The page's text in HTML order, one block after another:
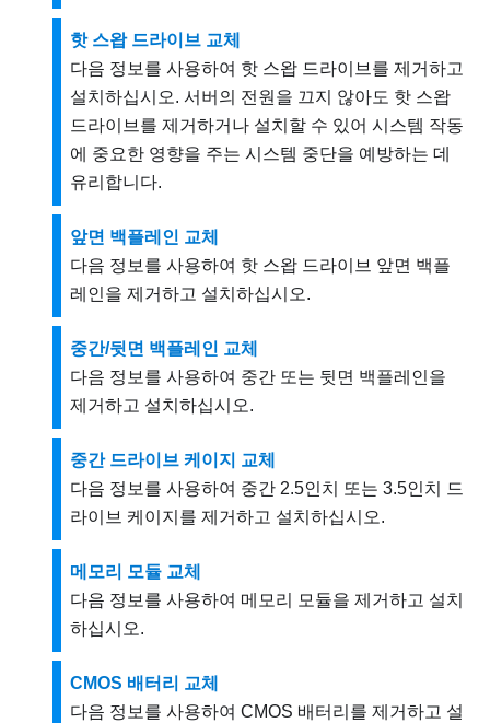
핫 스왑 드라이브 교체
다음 정보를 사용하여 핫 스왑 드라이브를 제거하고
설치하십시오. 서버의 전원을 끄지 않아도 핫 스왑
드라이브를 제거하거나 설치할 수 있어 시스템 작동
에 중요한 영향을 주는 시스템 중단을 예방하는 데
유리합니다.
앞면 백플레인 교체
다음 정보를 사용하여 핫 스왑 드라이브 앞면 백플
레인을 제거하고 설치하십시오.
중간/뒷면 백플레인 교체
다음 정보를 사용하여 중간 또는 뒷면 백플레인을
제거하고 설치하십시오.
중간 드라이브 케이지 교체
다음 정보를 사용하여 중간 2.5인치 또는 3.5인치 드
라이브 케이지를 제거하고 설치하십시오.
메모리 모듈 교체
다음 정보를 사용하여 메모리 모듈을 제거하고 설치
하십시오.
CMOS 배터리 교체
다음 정보를 사용하여 CMOS 배터리를 제거하고 설